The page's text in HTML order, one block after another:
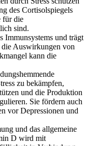
des Cortisolspiegels
für die
sind.
Immunsystems und trägt
die Auswirkungen von
kann die
zu bekämpfen,
und die Produktion
Sie fördern auch
vor Depressionen und
und das allgemeine
D wird mit